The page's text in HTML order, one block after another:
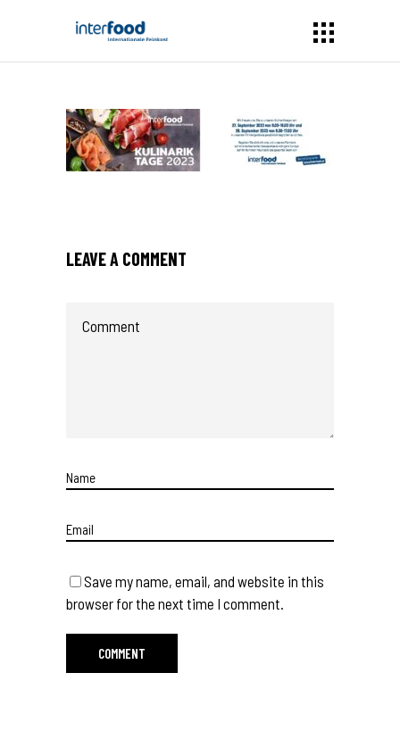
LEAVE A COMMENT
Save my name, email, and website in this
browser for the next time I comment.